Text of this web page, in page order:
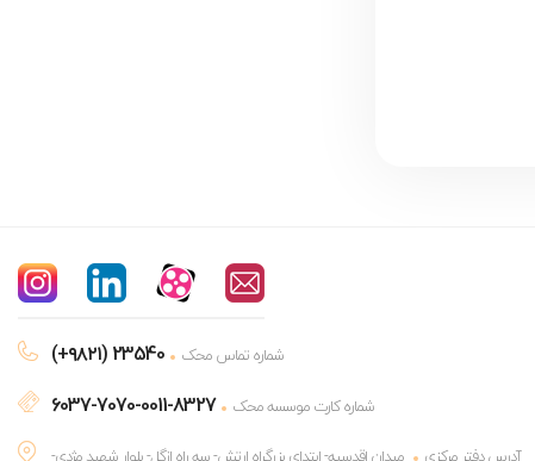
(+۹۸۲۱) 23540 شماره تماس محک
6037-7070-0011-8327
شماره کارت موسسه محک